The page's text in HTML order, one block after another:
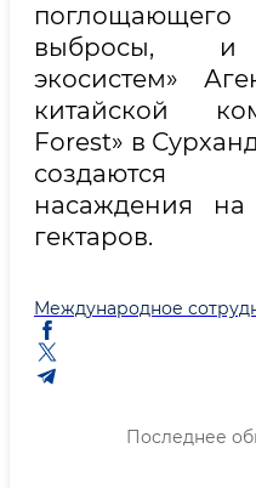
выбросы, и
экосистем»
китайской
Forest» в
создаются
насаждения
гектаров.
Международное
Последнее